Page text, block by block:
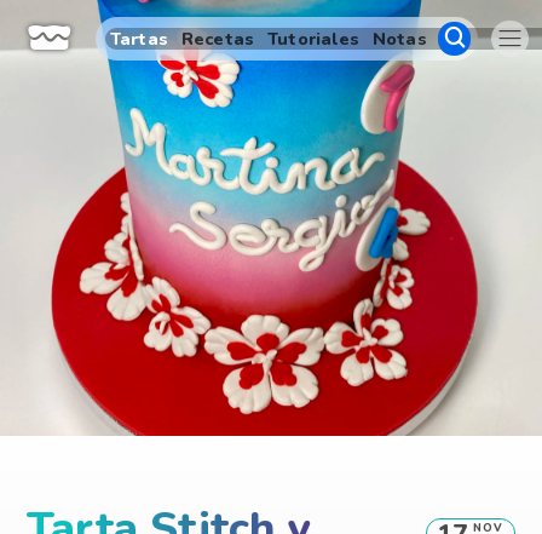
Tartas Recetas Tutoriales Notas
NOV